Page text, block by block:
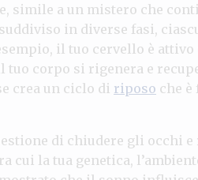
simile a un mistero che
in diverse fasi,
il tuo cervello è
tuo corpo si rigenera e
crea un ciclo di riposo che
di chiudere gli occhi e
cui la tua genetica,